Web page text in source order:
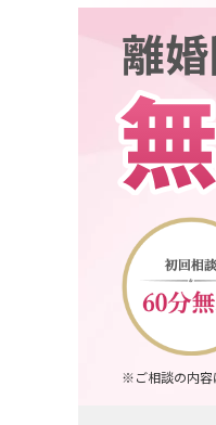
離
※ご相談の内容